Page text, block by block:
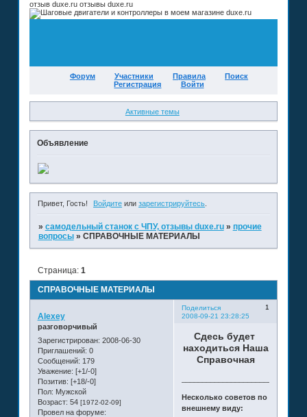
отзыв duxe.ru отзывы duxe.ru
Форум Участники Правила
Поиск
Регистрация
Войти
Активные темы
Объявление
Привет, Гость! Войдите илизарегистрируйтесь
» самодельный станок с ЧПУ, отзывы duxe.ru » прочие
вопросы » СПРАВОЧНЫЕ МАТЕРИАЛЫ
СПРАВОЧНЫЕ МАТЕРИАЛЫ
Страница: 1
Поделиться
1
2008-09-21 23:28:25
Alexey
разговорчивый
Зарегистрирован: 2008-06-30
Приглашений: 0
Сообщений: 179
Уважение: [+1/-0]
Позитив: [+18/-0]
Пол: Мужской
Возраст: 54 [1972-02-09]
Провел на форуме:
Сдесь будет
находиться Наша
Справочная
Несколько советов по
внешнему виду: